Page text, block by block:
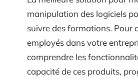
manipulation des logiciels
suivre des formations. Pour
employés dans votre
comprendre les
capacité de ces produits,